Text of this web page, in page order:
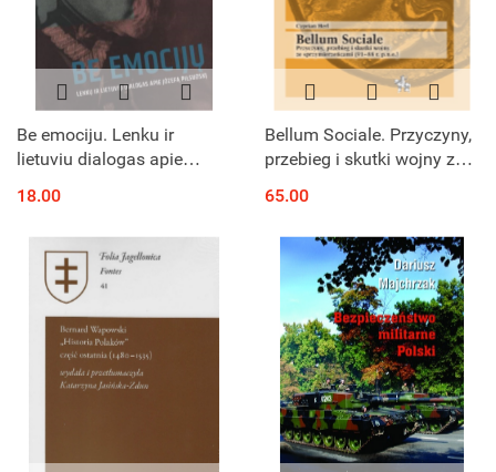
Be emociju. Lenku ir
lietuviu dialogas apie
18.00
Bellum Sociale. Przyczyny,
przebieg i skutki wojny ze
r. p.n.e.)
65.00